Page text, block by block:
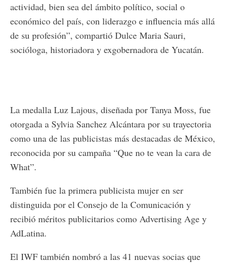
actividad, bien sea del ámbito político, social o
económico del país, con liderazgo e influencia más allá
de su profesión”, compartió Dulce Maria Sauri,
socióloga, historiadora y exgobernadora de Yucatán.
La medalla Luz Lajous, diseñada por Tanya Moss, fue
otorgada a Sylvia Sanchez Alcántara por su trayectoria
como una de las publicistas más destacadas de México,
reconocida por su campaña “Que no te vean la cara de
What”.
También fue la primera publicista mujer en ser
distinguida por el Consejo de la Comunicación y
recibió méritos publicitarios como Advertising Age y
AdLatina.
El IWF también nombró a las 41 nuevas socias que